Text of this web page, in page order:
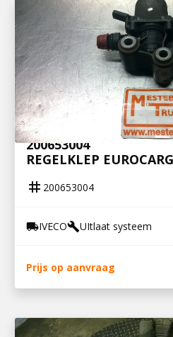
200653004
REGELKLEP
tag 200653004
local_shippingIVECObuildUItlaat systeem
Prijs op aanvraag